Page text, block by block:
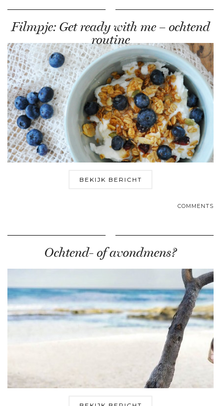
Filmpje: Get ready with me – ochtend
routine
BEKIJK BERICHT
COMMENTS
Ochtend- of avondmens?